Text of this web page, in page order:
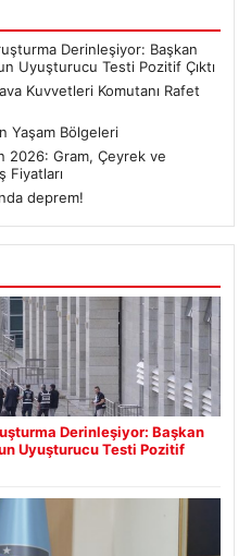
Derinleşiyor: Başkan
Uyuşturucu Testi Pozitif Çıktı
Kuvvetleri Komutanı Rafet
Yaşam Bölgeleri
2026: Gram, Çeyrek ve
Fiyatları
deprem!
Derinleşiyor: Başkan
Uyuşturucu Testi Pozitif